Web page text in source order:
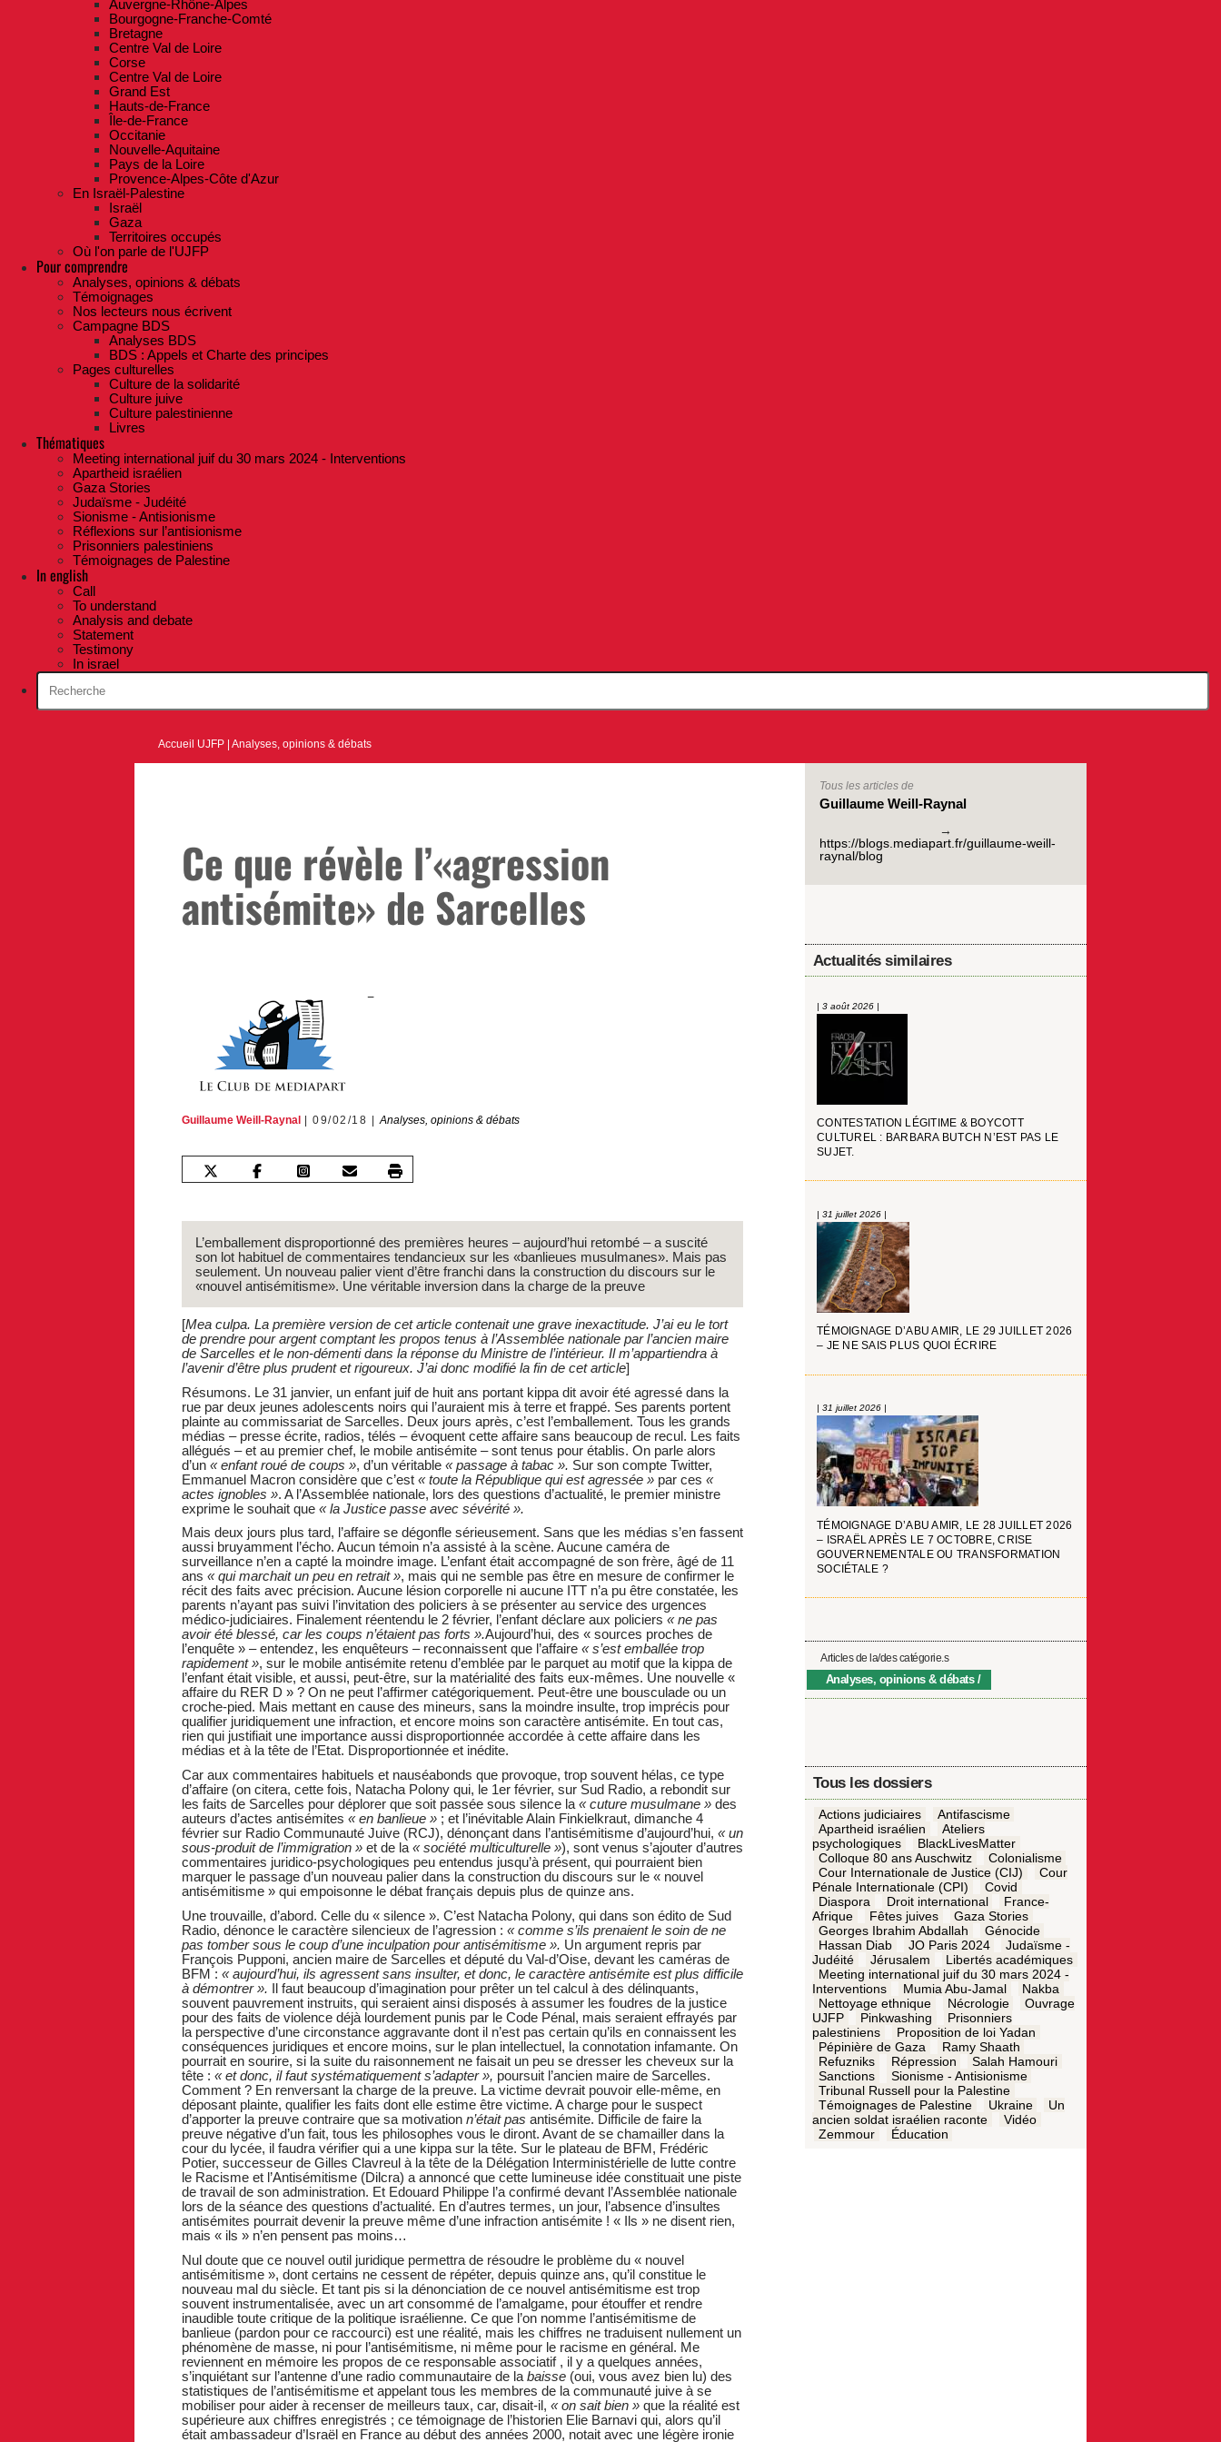
Auvergne-Rhône-Alpes
Bourgogne-Franche-Comté
Bretagne
Centre Val de Loire
Corse
Centre Val de Loire
Grand Est
Hauts-de-France
Île-de-France
Occitanie
Nouvelle-Aquitaine
Pays de la Loire
Provence-Alpes-Côte d'Azur
En Israël-Palestine
Israël
Gaza
Territoires occupés
Où l'on parle de l'UJFP
Pour comprendre
Analyses, opinions & débats
Témoignages
Nos lecteurs nous écrivent
Campagne BDS
Analyses BDS
BDS : Appels et Charte des principes
Pages culturelles
Culture de la solidarité
Culture juive
Culture palestinienne
Livres
Thématiques
Meeting international juif du 30 mars 2024 - Interventions
Apartheid israélien
Gaza Stories
Judaïsme - Judéité
Sionisme - Antisionisme
Réflexions sur l’antisionisme
Prisonniers palestiniens
Témoignages de Palestine
In english
Call
To understand
Analysis and debate
Statement
Testimony
In israel
Accueil UJFP |Analyses, opinions & débats
Ce que révèle l’«agression
antisémite» de Sarcelles
Guillaume Weill-Raynal 09/02/18 Analyses, opinions & débats
L’emballement disproportionné des premières heures – aujourd’hui retombé – a suscité
son lot habituel de commentaires tendancieux sur les «banlieues musulmanes». Mais pas
seulement. Un nouveau palier vient d’être franchi dans la construction du discours sur le
«nouvel antisémitisme». Une véritable inversion dans la charge de la preuve
[Mea culpa. La première version de cet article contenait une grave inexactitude. J’ai eu le tort
de prendre pour argent comptant les propos tenus à l’Assemblée nationale par l’ancien maire
de Sarcelles et le non-démenti dans la réponse du Ministre de l’intérieur. Il m’appartiendra à
l’avenir d’être plus prudent et rigoureux. J’ai donc modifié la fin de cet article]
Résumons. Le 31 janvier, un enfant juif de huit ans portant kippa dit avoir été agressé dans la
rue par deux jeunes adolescents noirs qui l’auraient mis à terre et frappé. Ses parents portent
plainte au commissariat de Sarcelles. Deux jours après, c’est l’emballement. Tous les grands
médias – presse écrite, radios, télés – évoquent cette affaire sans beaucoup de recul. Les faits
allégués – et au premier chef, le mobile antisémite – sont tenus pour établis. On parle alors
d’un « enfant roué de coups », d’un véritable « passage à tabac ». Sur son compte Twitter,
Emmanuel Macron considère que c’est « toute la République qui est agressée »par ces «
actes ignobles ». A l’Assemblée nationale, lors des questions d’actualité, le premier ministre
exprime le souhait que « la Justice passe avec sévérité ».
Mais deux jours plus tard, l’affaire se dégonfle sérieusement. Sans que les médias s’en fassent
aussi bruyamment l’écho. Aucun témoin n’a assisté à la scène. Aucune caméra de
surveillance n’en a capté la moindre image. L’enfant était accompagné de son frère, âgé de 11
ans « qui marchait un peu en retrait », mais qui ne semble pas être en mesure de confirmer le
récit des faits avec précision. Aucune lésion corporelle ni aucune ITT n’a pu être constatée, les
parents n’ayant pas suivi l’invitation des policiers à se présenter au service des urgences
médico-judiciaires. Finalement réentendu le 2 février, l’enfant déclare aux policiers « ne pas
avoir été blessé, car les coups n’étaient pas forts ».Aujourd’hui, des « sources proches de
l’enquête » – entendez, les enquêteurs – reconnaissent que l’affaire « s’est emballée trop
rapidement », sur le mobile antisémite retenu d’emblée par le parquet au motif que la kippa de
l’enfant était visible, et aussi, peut-être, sur la matérialité des faits eux-mêmes. Une nouvelle «
affaire du RER D » ? On ne peut l’affirmer catégoriquement. Peut-être une bousculade ou un
croche-pied. Mais mettant en cause des mineurs, sans la moindre insulte, trop imprécis pour
qualifier juridiquement une infraction, et encore moins son caractère antisémite. En tout cas,
rien qui justifiait une importance aussi disproportionnée accordée à cette affaire dans les
médias et à la tête de l’Etat. Disproportionnée et inédite.
Car aux commentaires habituels et nauséabonds que provoque, trop souvent hélas, ce type
d’affaire (on citera, cette fois, Natacha Polony qui, le 1er février, sur Sud Radio, a rebondit sur
les faits de Sarcelles pour déplorer que soit passée sous silence la « cuture musulmane »des
auteurs d’actes antisémites « en banlieue » ; et l’inévitable Alain Finkielkraut, dimanche 4
février sur Radio Communauté Juive (RCJ), dénonçant dans l’antisémitisme d’aujourd’hui, « un
sous-produit de l’immigration »et de la « société multiculturelle »), sont venus s’ajouter d’autres
commentaires juridico-psychologiques peu entendus jusqu’à présent, qui pourraient bien
marquer le passage d’un nouveau palier dans la construction du discours sur le « nouvel
antisémitisme » qui empoisonne le débat français depuis plus de quinze ans.
Une trouvaille, d’abord. Celle du « silence ». C’est Natacha Polony, qui dans son édito de Sud
Radio, dénonce le caractère silencieux de l’agression : « comme s’ils prenaient le soin de ne
pas tomber sous le coup d’une inculpation pour antisémitisme ». Un argument repris par
François Pupponi, ancien maire de Sarcelles et député du Val-d’Oise, devant les caméras de
BFM : « aujourd’hui, ils agressent sans insulter, et donc, le caractère antisémite est plus difficile
à démontrer ». Il faut beaucoup d’imagination pour prêter un tel calcul à des délinquants,
souvent pauvrement instruits, qui seraient ainsi disposés à assumer les foudres de la justice
pour des faits de violence déjà lourdement punis par le Code Pénal, mais seraient effrayés par
la perspective d’une circonstance aggravante dont il n’est pas certain qu’ils en connaissent les
conséquences juridiques et encore moins, sur le plan intellectuel, la connotation infamante. On
pourrait en sourire, si la suite du raisonnement ne faisait un peu se dresser les cheveux sur la
tête : « et donc, il faut systématiquement s’adapter », poursuit l’ancien maire de Sarcelles.
Comment ? En renversant la charge de la preuve. La victime devrait pouvoir elle-même, en
déposant plainte, qualifier les faits dont elle estime être victime. A charge pour le suspect
d’apporter la preuve contraire que sa motivation n’était pas antisémite. Difficile de faire la
preuve négative d’un fait, tous les philosophes vous le diront. Avant de se chamailler dans la
cour du lycée, il faudra vérifier qui a une kippa sur la tête. Sur le plateau de BFM, Frédéric
Potier, successeur de Gilles Clavreul à la tête de la Délégation Interministérielle de lutte contre
le Racisme et l’Antisémitisme (Dilcra) a annoncé que cette lumineuse idée constituait une piste
de travail de son administration. Et Edouard Philippe l’a confirmé devant l’Assemblée nationale
lors de la séance des questions d’actualité. En d’autres termes, un jour, l’absence d’insultes
antisémites pourrait devenir la preuve même d’une infraction antisémite ! « Ils » ne disent rien,
mais « ils » n’en pensent pas moins…
Nul doute que ce nouvel outil juridique permettra de résoudre le problème du « nouvel
antisémitisme », dont certains ne cessent de répéter, depuis quinze ans, qu’il constitue le
nouveau mal du siècle. Et tant pis si la dénonciation de ce nouvel antisémitisme est trop
souvent instrumentalisée, avec un art consommé de l’amalgame, pour étouffer et rendre
inaudible toute critique de la politique israélienne. Ce que l’on nomme l’antisémitisme de
banlieue (pardon pour ce raccourci) est une réalité, mais les chiffres ne traduisent nullement un
phénomène de masse, ni pour l’antisémitisme, ni même pour le racisme en général. Me
reviennent en mémoire les propos de ce responsable associatif , il y a quelques années,
s’inquiétant sur l’antenne d’une radio communautaire de la baisse(oui, vous avez bien lu) des
statistiques de l’antisémitisme et appelant tous les membres de la communauté juive à se
mobiliser pour aider à recenser de meilleurs taux, car, disait-il, « on sait bien » que la réalité est
supérieure aux chiffres enregistrés ; ce témoignage de l’historien Elie Barnavi qui, alors qu’il
était ambassadeur d’Israël en France au début des années 2000, notait avec une légère ironie
Tous les articles de
Guillaume Weill-Raynal
https://blogs.mediapart.fr/guillaume-weill-
raynal/blog
Actualités similaires
| 3 août 2026 |
CONTESTATION LÉGITIME & BOYCOTT
CULTUREL : BARBARA BUTCH N’EST PAS LE
SUJET.
| 31 juillet 2026 |
TÉMOIGNAGE D’ABU AMIR, LE 29 JUILLET 2026
– JE NE SAIS PLUS QUOI ÉCRIRE
| 31 juillet 2026 |
TÉMOIGNAGE D’ABU AMIR, LE 28 JUILLET 2026
– ISRAËL APRÈS LE 7 OCTOBRE, CRISE
GOUVERNEMENTALE OU TRANSFORMATION
SOCIÉTALE ?
Articles de la/des catégorie.s
Analyses, opinions & débats
Tous les dossiers
Actions judiciaires
Antifascisme
Apartheid israélien
Ateliers
psychologiques
BlackLivesMatter
Colloque 80 ans Auschwitz
Colonialisme
Cour Internationale de Justice (CIJ)
Cour
Pénale Internationale (CPI)
Covid
Diaspora
Droit international
France-
Afrique
Fêtes juives
Gaza Stories
Georges Ibrahim Abdallah
Génocide
Hassan Diab
JO Paris 2024
Judaïsme -
Judéité
Jérusalem
Libertés académiques
Meeting international juif du 30 mars 2024 -
Interventions
Mumia Abu-Jamal
Nakba
Nettoyage ethnique
Nécrologie
Ouvrage
UJFP
Pinkwashing
Prisonniers
palestiniens
Proposition de loi Yadan
Pépinière de Gaza
Ramy Shaath
Refuzniks
Répression
Salah Hamouri
Sanctions
Sionisme - Antisionisme
Tribunal Russell pour la Palestine
Témoignages de Palestine
Ukraine
Un
ancien soldat israélien raconte
Vidéo
Zemmour
Éducation